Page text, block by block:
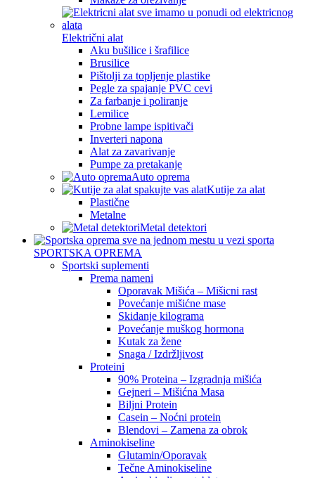
Električni alat
Aku bušilice i šrafilice
Brusilice
Pištolji za topljenje plastike
Pegle za spajanje PVC cevi
Za farbanje i poliranje
Lemilice
Probne lampe ispitivači
Inverteri napona
Alat za zavarivanje
Pumpe za pretakanje
Auto oprema
Kutije za alat
Plastične
Metalne
Metal detektori
SPORTSKA OPREMA
Sportski suplementi
Prema nameni
Oporavak Mišića – Mišicni rast
Povećanje mišićne mase
Skidanje kilograma
Povećanje muškog hormona
Kutak za žene
Snaga / Izdržljivost
Proteini
90% Proteina – Izgradnja mišića
Gejneri – Mišićna Masa
Biljni Protein
Casein – Noćni protein
Blendovi – Zamena za obrok
Aminokiseline
Glutamin/Oporavak
Tečne Aminokiseline